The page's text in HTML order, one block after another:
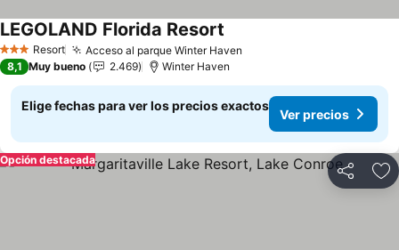
3 EstrellasResort Acceso al parque Winter Haven
LEGOLAND Florida Resort
8,1 Muy bueno 2.469 Winter Haven
Elige fechas para ver los precios exactos
Ver precios
Compartir
Opción destacada